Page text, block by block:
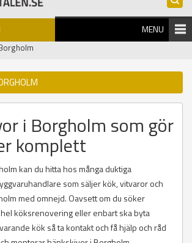
MENU
i Borgholm som gör
komplett
kan du hitta hos många duktiga
som säljer kök, vitvaror och
med omnejd. Oavsett om du söker
köksrenovering eller enbart ska byta
kök så ta kontakt och få hjälp och råd